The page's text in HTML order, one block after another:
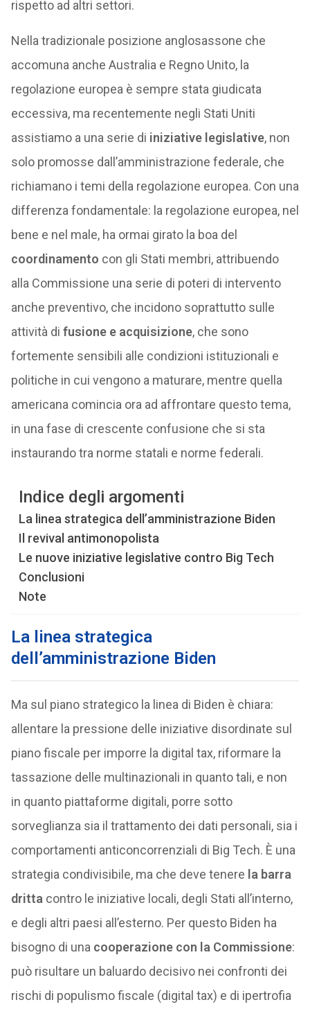
rispetto ad altri settori.
Nella tradizionale posizione anglosassone che
accomuna anche Australia e Regno Unito, la
regolazione europea è sempre stata giudicata
eccessiva, ma recentemente negli Stati Uniti
assistiamo a una serie di iniziative legislative, non
solo promosse dall’amministrazione federale, che
richiamano i temi della regolazione europea. Con una
differenza fondamentale: la regolazione europea, nel
bene e nel male, ha ormai girato la boa del
coordinamento con gli Stati membri, attribuendo
alla Commissione una serie di poteri di intervento
anche preventivo, che incidono soprattutto sulle
attività di fusione e acquisizione, che sono
fortemente sensibili alle condizioni istituzionali e
politiche in cui vengono a maturare, mentre quella
americana comincia ora ad affrontare questo tema,
in una fase di crescente confusione che si sta
instaurando tra norme statali e norme federali.
Indice degli argomenti
La linea strategica dell’amministrazione Biden
Il revival antimonopolista
Le nuove iniziative legislative contro Big Tech
Conclusioni
Note
La linea strategica
dell’amministrazione Biden
Ma sul piano strategico la linea di Biden è chiara:
allentare la pressione delle iniziative disordinate sul
piano fiscale per imporre la digital tax, riformare la
tassazione delle multinazionali in quanto tali, e non
in quanto piattaforme digitali, porre sotto
sorveglianza sia il trattamento dei dati personali, sia i
comportamenti anticoncorrenziali di Big Tech. È una
strategia condivisibile, ma che deve tenere la barra
dritta contro le iniziative locali, degli Stati all’interno,
e degli altri paesi all’esterno. Per questo Biden ha
bisogno di una cooperazione con la Commissione:
può risultare un baluardo decisivo nei confronti dei
rischi di populismo fiscale (digital tax) e di ipertrofia